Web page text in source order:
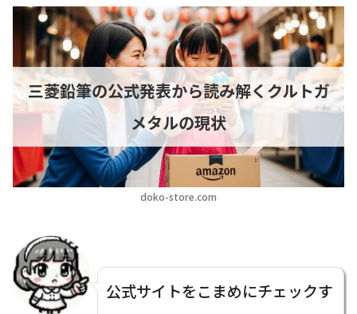
doko-store.com
三菱鉛筆の公式発表から読み解くクルトガ
メタルの現状
公式サイトをこまめにチェックす